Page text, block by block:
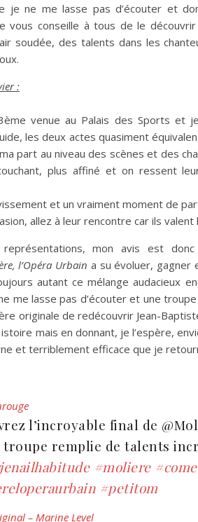
je ne me lasse pas d’écouter et
vous conseille à tous de le
soudée, des talents dans les
:
venue au Palais des Sports et
les deux actes quasiment
part au niveau des scènes et des
plus affiné et on ressent
et un vraiment moment de
allez à leur rencontre car ils
représentations, mon avis est
l’Opéra Urbain a su évoluer,
autant ce mélange
me lasse pas d’écouter et une
originale de redécouvrir Jean-
mais en donnant, je l’espère,
et terriblement efficace que je
l’incroyable final de
troupe remplie de talents
#moliere
#petitom
– Marine Level